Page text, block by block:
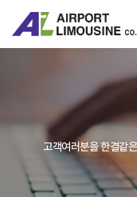
고객여러분을 한결같